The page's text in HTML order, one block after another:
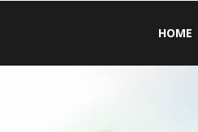
HOME